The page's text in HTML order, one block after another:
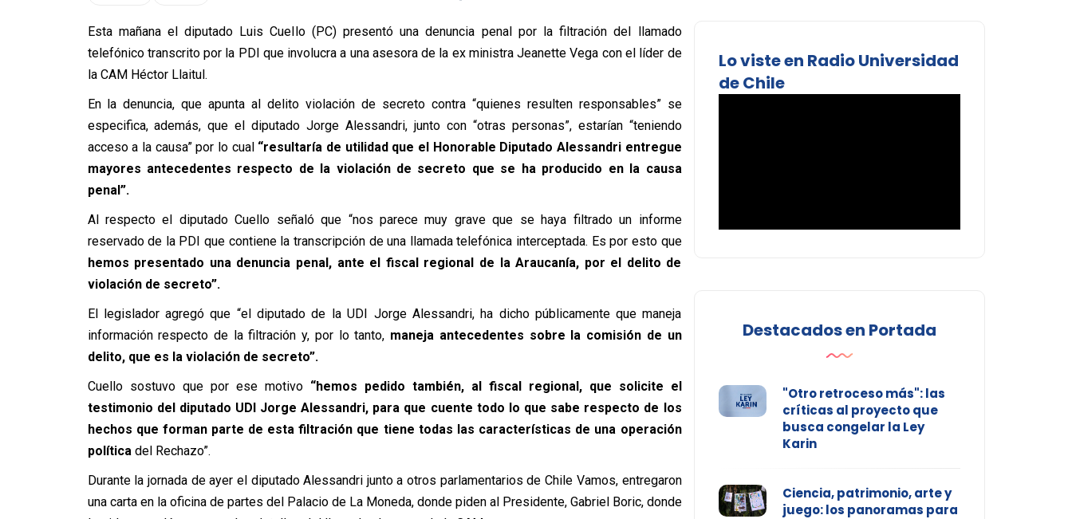
Esta mañana el diputado Luis Cuello (PC) presentó una denuncia penal por la filtración del llamado
telefónico transcrito por la PDI que involucra a una asesora de la ex ministra Jeanette Vega con el líder de
la CAM Héctor Llaitul.
En la denuncia, que apunta al delito violación de secreto contra “quienes resulten responsables” se
especifica, además, que el diputado Jorge Alessandri, junto con “otras personas”, estarían “teniendo
acceso a la causa” por lo cual “resultaría de utilidad que el Honorable Diputado Alessandri entregue
mayores antecedentes respecto de la violación de secreto que se ha producido en la causa
penal”.
Al respecto el diputado Cuello señaló que “nos parece muy grave que se haya filtrado un informe
reservado de la PDI que contiene la transcripción de una llamada telefónica interceptada. Es por esto que
hemos presentado una denuncia penal, ante el fiscal regional de la Araucanía, por el delito de
violación de secreto”.
El legislador agregó que “el diputado de la UDI Jorge Alessandri, ha dicho públicamente que maneja
información respecto de la filtración y, por lo tanto, maneja antecedentes sobre la comisión de un
delito, que es la violación de secreto”.
Cuello sostuvo que por ese motivo “hemos pedido también, al fiscal regional, que solicite el
testimonio del diputado UDI Jorge Alessandri, para que cuente todo lo que sabe respecto de los
hechos que forman parte de esta filtración que tiene todas las características de una operación
políticadel Rechazo”.
Durante la jornada de ayer el diputado Alessandri junto a otros parlamentarios de Chile Vamos, entregaron
una carta en la oficina de partes del Palacio de La Moneda, donde piden al Presidente, Gabriel Boric, donde
Lo viste en Radio Universidad
de Chile
Destacados en Portada
"Otro retroceso más": las
críticas al proyecto que
busca congelar la Ley
Karin
Ciencia, patrimonio, arte y
juego: los panoramas para